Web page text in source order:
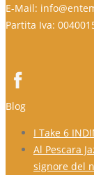
E-Mail:
Partita Iva:
Blog
I Take 6
Al Pescara
signore del